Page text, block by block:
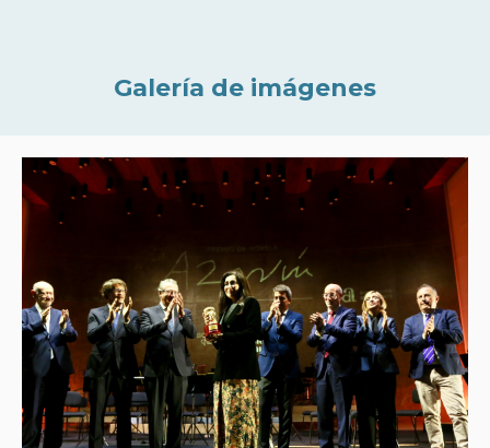
Galería de imágenes